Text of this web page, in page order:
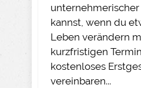
kannst, wenn du
Leben verändern
kurzfristigen
kostenloses
vereinbaren...